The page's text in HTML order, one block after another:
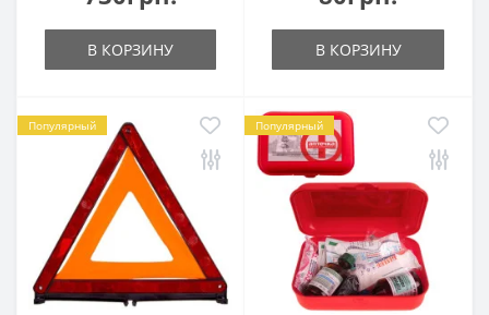
В КОРЗИНУ В КОРЗИНУ
Популярный Популярный